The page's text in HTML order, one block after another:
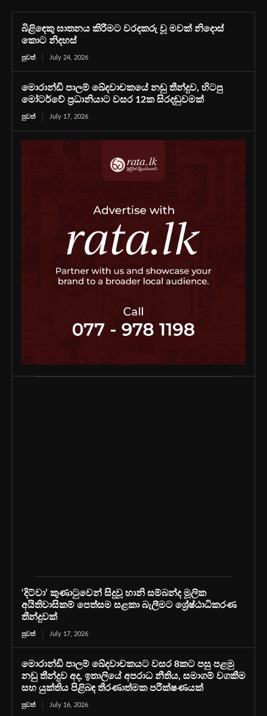
බිළිඳෙකු ඝාතනය කිරීමට වරදකරු වූ මවක් නිදොස්
කොට නිදහස්
පුවත් July 24, 2026
මොරාන්ඩි පාලම් ඛේදවාචකයේ නඩු තීන්දුව, හිටපු
මෝටර්වේ ප්‍රධානියාට වසර 12ක සිරදඬුවමක්
පුවත් July 17, 2026
‘දිට්වා’ කුණාටුවෙන් සිදුවූ හානි සම්බන්ද මූලික
අයිතිවාසිකම් පෙත්සම සළකා බැලීමට ශ්‍රේෂ්ඨාධිකරණ
තීන්දුවක්
පුවත් July 17, 2026
මොරාන්ඩි පාලම් ඛේදවාචකයට වසර 8කට පසු පළමු
නඩු තීන්දුව අද, ඉතාලියේ අපරාධ නීතිය, සමාගම් වගකීම
සහ යුක්තිය පිළිබඳ තීරණාත්මක පරීක්ෂණයක්
පුවත් July 16, 2026